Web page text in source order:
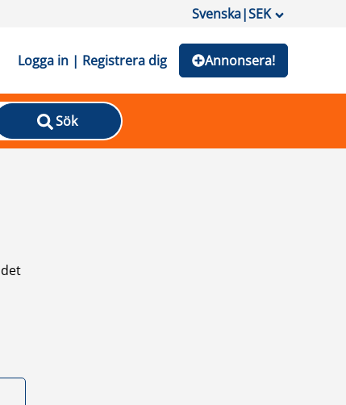
Svenska|SEK
Logga in | Registrera dig Annonsera!
Sök